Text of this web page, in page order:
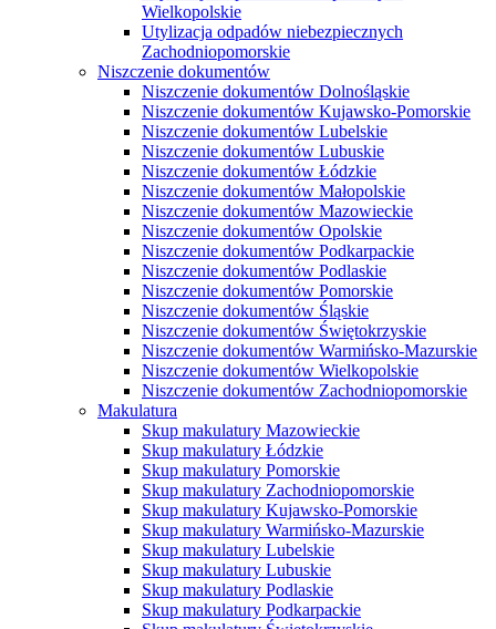
Wielkopolskie
Utylizacja odpadów niebezpiecznych
Zachodniopomorskie
Niszczenie dokumentów
Niszczenie dokumentów Dolnośląskie
Niszczenie dokumentów Kujawsko-Pomorskie
Niszczenie dokumentów Lubelskie
Niszczenie dokumentów Lubuskie
Niszczenie dokumentów Łódzkie
Niszczenie dokumentów Małopolskie
Niszczenie dokumentów Mazowieckie
Niszczenie dokumentów Opolskie
Niszczenie dokumentów Podkarpackie
Niszczenie dokumentów Podlaskie
Niszczenie dokumentów Pomorskie
Niszczenie dokumentów Śląskie
Niszczenie dokumentów Świętokrzyskie
Niszczenie dokumentów Warmińsko-Mazurskie
Niszczenie dokumentów Wielkopolskie
Niszczenie dokumentów Zachodniopomorskie
Makulatura
Skup makulatury Mazowieckie
Skup makulatury Łódzkie
Skup makulatury Pomorskie
Skup makulatury Zachodniopomorskie
Skup makulatury Kujawsko-Pomorskie
Skup makulatury Warmińsko-Mazurskie
Skup makulatury Lubelskie
Skup makulatury Lubuskie
Skup makulatury Podlaskie
Skup makulatury Podkarpackie